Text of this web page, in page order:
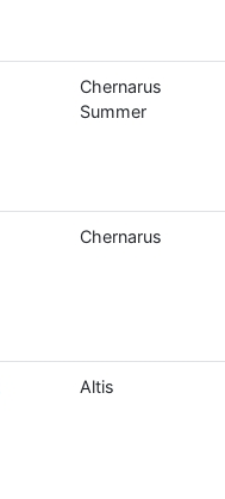
Chernarus
Summer
Chernarus
Altis